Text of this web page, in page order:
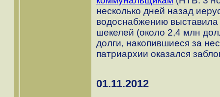
несколько дней назад
водоснабжению
шекелей (около 2,4 млн
долги, накопившиеся за
патриархии оказался
01.11.2012